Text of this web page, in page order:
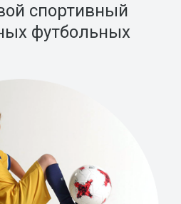
спортивный
футбольных